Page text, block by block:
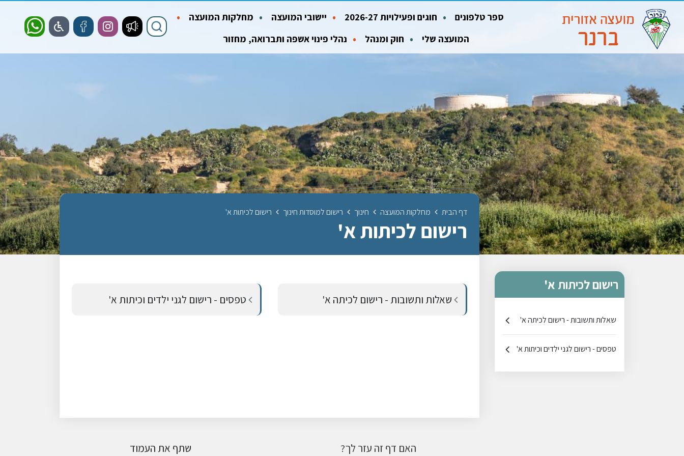
ספר טלפונים חוגים ופעילויות 2026-27 יישובי המועצה
מחלקות המועצה
המועצה שלי
חוק ומנהל נהלי פינוי אשפה ותברואה, מחזור
רישום לכיתות א'
שאלות ותשובות - רישום לכיתה א'
טפסים - רישום לגני ילדים וכיתות א'
דף הבית מחלקות המועצה חינוך רישום למוסדות חינוך רישום לכיתות א'
רישום לכיתות א'
שאלות ותשובות - רישום לכיתה א' טפסים - רישום לגני ילדים וכיתות א'
האם דף זה עזר לך? שתף את העמוד